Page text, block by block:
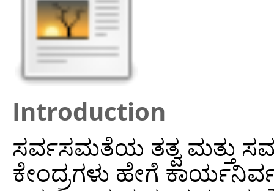
Introduction
ಸರ್ವಸಮತೆಯ ತತ್ವ ಮತ್ತು
ಕೇಂದ್ರಗಳು ಹೇಗೆ